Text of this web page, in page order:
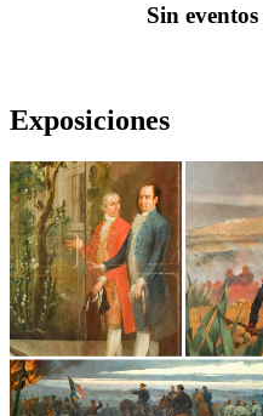
Sin
Exposiciones